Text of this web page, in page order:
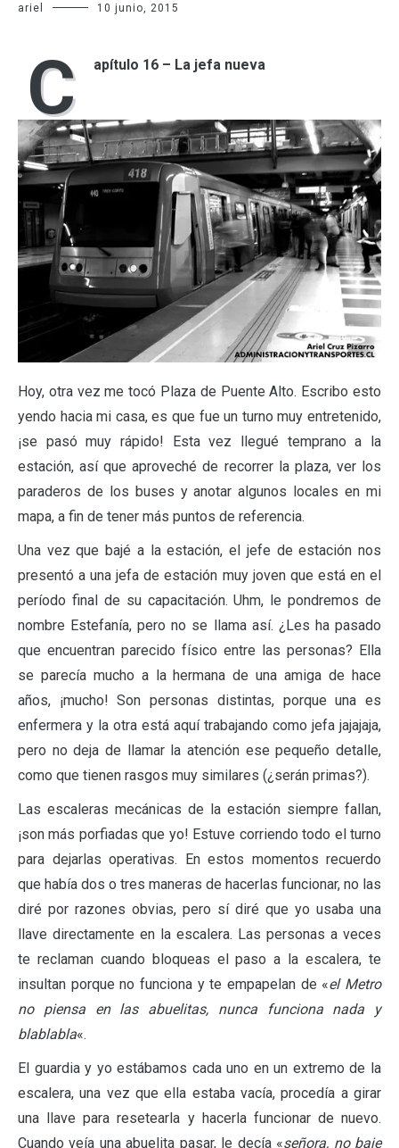
ariel 10 junio, 2015
C apítulo 16 – La jefa nueva
Hoy, otra vez me tocó Plaza de Puente Alto. Escribo esto
yendo hacia mi casa, es que fue un turno muy entretenido,
¡se pasó muy rápido! Esta vez llegué temprano a la
estación, así que aproveché de recorrer la plaza, ver los
paraderos de los buses y anotar algunos locales en mi
mapa, a fin de tener más puntos de referencia.
Una vez que bajé a la estación, el jefe de estación nos
presentó a una jefa de estación muy joven que está en el
período final de su capacitación. Uhm, le pondremos de
nombre Estefanía, pero no se llama así. ¿Les ha pasado
que encuentran parecido físico entre las personas? Ella
se parecía mucho a la hermana de una amiga de hace
años, ¡mucho! Son personas distintas, porque una es
enfermera y la otra está aquí trabajando como jefa jajajaja,
pero no deja de llamar la atención ese pequeño detalle,
como que tienen rasgos muy similares (¿serán primas?).
Las escaleras mecánicas de la estación siempre fallan,
¡son más porfiadas que yo! Estuve corriendo todo el turno
para dejarlas operativas. En estos momentos recuerdo
que había dos o tres maneras de hacerlas funcionar, no las
diré por razones obvias, pero sí diré que yo usaba una
llave directamente en la escalera. Las personas a veces
te reclaman cuando bloqueas el paso a la escalera, te
insultan porque no funciona y te empapelan de «el Metro
no piensa en las abuelitas, nunca funciona nada y
blablabla«.
El guardia y yo estábamos cada uno en un extremo de la
escalera, una vez que ella estaba vacía, procedía a girar
una llave para resetearla y hacerla funcionar de nuevo.
Cuando veía una abuelita pasar, le decía «señora, no baje